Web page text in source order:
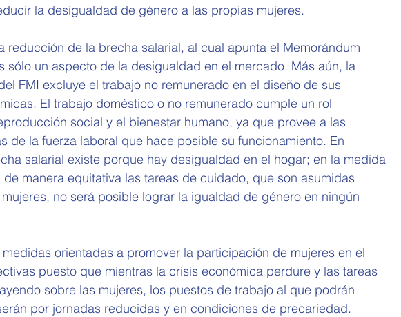
la desigualdad de género a las propias mujeres.
reducción de la brecha salarial, al cual apunta el Memorándum
sólo un aspecto de la desigualdad en el mercado. Más aún, la
FMI excluye el trabajo no remunerado en el diseño de sus
El trabajo doméstico o no remunerado cumple un rol
social y el bienestar humano, ya que provee a las
de la fuerza laboral que hace posible su funcionamiento. En
salarial existe porque hay desigualdad en el hogar; en la medida
manera equitativa las tareas de cuidado, que son asumidas
no será posible lograr la igualdad de género en ningún
orientadas a promover la participación de mujeres en el
puesto que mientras la crisis económica perdure y las tareas
sobre las mujeres, los puestos de trabajo al que podrán
por jornadas reducidas y en condiciones de precariedad.